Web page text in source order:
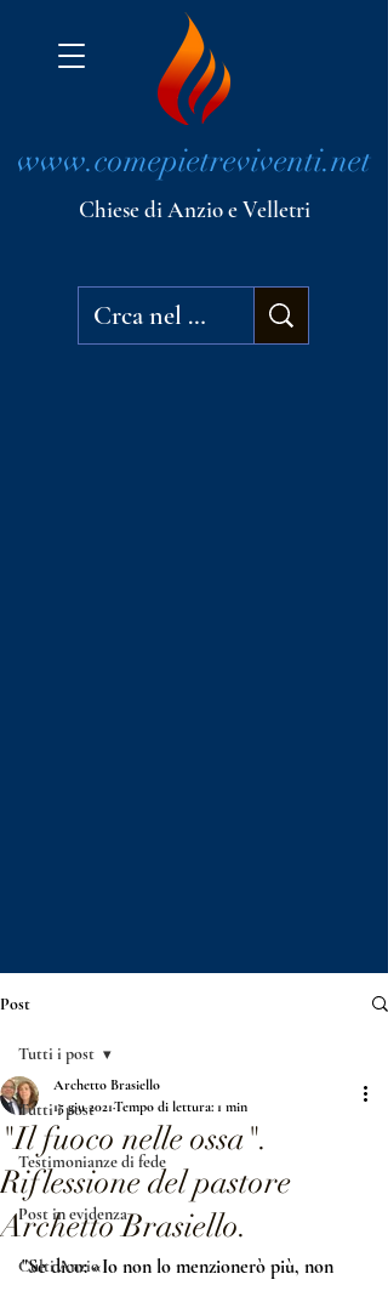
www.comepietreviventi.net
Chiese di Anzio e Velletri
Post
Tutti i post
Testimonianze di fede
Post in evidenza
Culti Anzio
Tutti i post
"Il fuoco nelle ossa".
Riflessione del pastore
Archetto Brasiello.
Archetto Brasiello
15 giu 2021Tempo di lettura: 1 min
"Se dico: «Io non lo menzionerò più, non